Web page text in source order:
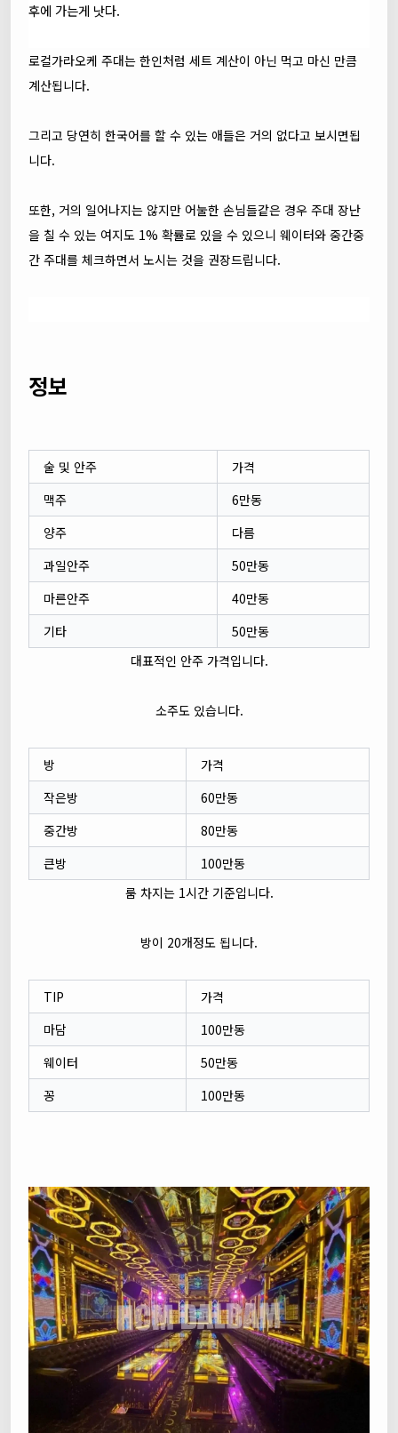
후에 가는게 낫다.
로컬가라오케 주대는 한인처럼 세트 계산이 아닌 먹고 마신 만큼
계산됩니다.
그리고 당연히 한국어를 할 수 있는 애들은 거의 없다고 보시면됩
니다.
또한, 거의 일어나지는 않지만 어눌한 손님들같은 경우 주대 장난
을 칠 수 있는 여지도 1% 확률로 있을 수 있으니 웨이터와 중간중
간 주대를 체크하면서 노시는 것을 권장드립니다.
정보
술 및 안주
가격
맥주
6만동
양주
다름
과일안주
50만동
마른안주
40만동
기타
50만동
대표적인 안주 가격입니다.
소주도 있습니다.
방
가격
작은방
60만동
중간방
80만동
큰방
100만동
룸 차지는 1시간 기준입니다.
방이 20개정도 됩니다.
TIP
가격
마담
100만동
웨이터
50만동
꽁
100만동